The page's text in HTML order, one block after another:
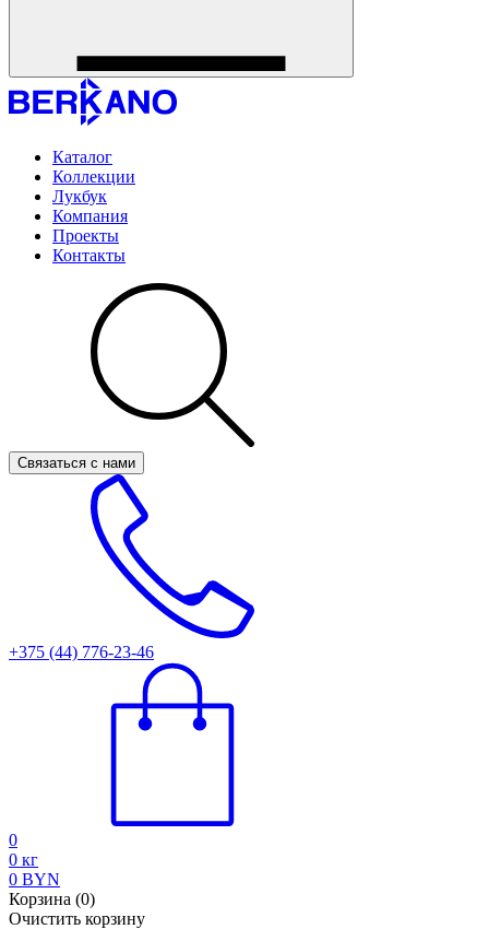
Каталог
Коллекции
Лукбук
Компания
Проекты
Контакты
Связаться с нами
+375 (44) 776-23-46
0
0 кг
0 BYN
Корзина (0)
Очистить корзину